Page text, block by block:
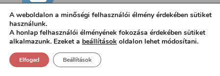
A weboldalon a minőségi felhasználói élmény érdekében sütiket
használunk.
A honlap felhasználói élményének fokozása érdekében sütiket
alkalmazunk. Ezeket a beállítások oldalon lehet módosítani.
Elfogad Beállítások